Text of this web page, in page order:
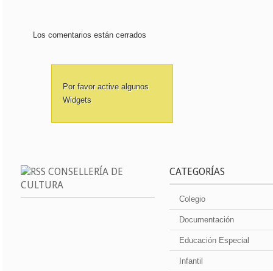
Los comentarios están cerrados
Por favor active algunos
Widgets
CONSELLERÍA DE
CULTURA
CATEGORÍAS
Colegio
Documentación
Educación Especial
Infantil